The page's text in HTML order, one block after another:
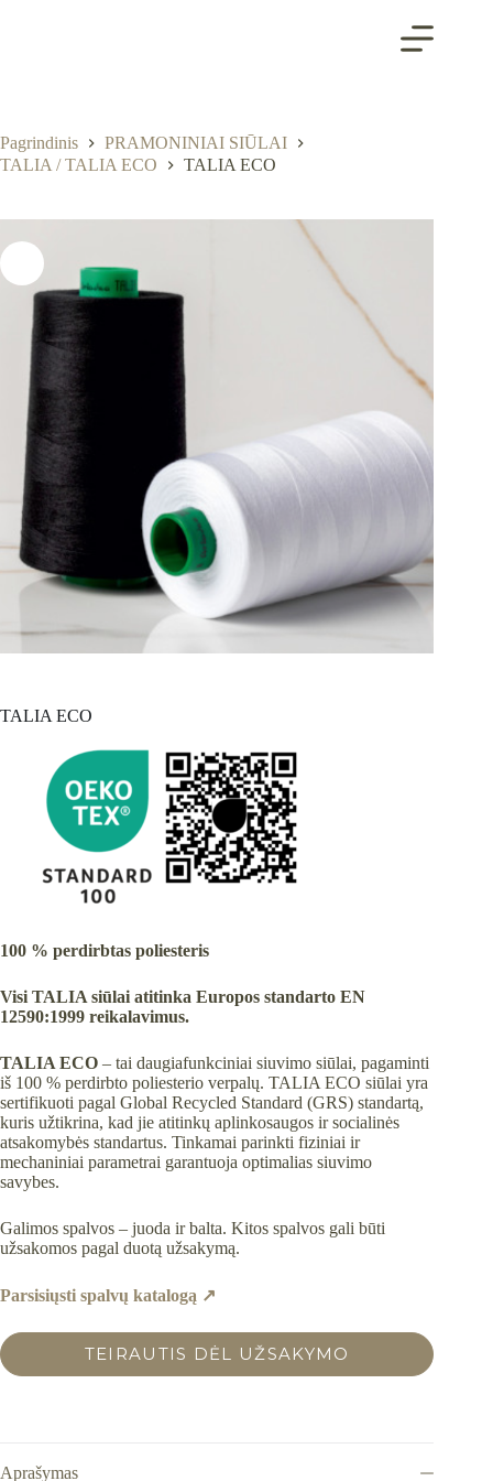
Pagrindinis
PRAMONINIAI SIŪLAI
TALIA / TALIA ECO
TALIA ECO
TALIA ECO
100 % perdirbtas poliesteris
Visi TALIA siūlai atitinka Europos standarto EN
12590:1999 reikalavimus.
TALIA ECO – tai daugiafunkciniai siuvimo siūlai, pagaminti
iš 100 % perdirbto poliesterio verpalų. TALIA ECO siūlai yra
sertifikuoti pagal Global Recycled Standard (GRS) standartą,
kuris užtikrina, kad jie atitinkų aplinkosaugos ir socialinės
atsakomybės standartus. Tinkamai parinkti fiziniai ir
mechaniniai parametrai garantuoja optimalias siuvimo
savybes.
Galimos spalvos – juoda ir balta. Kitos spalvos gali būti
užsakomos pagal duotą užsakymą.
Parsisiųsti spalvų katalogą ↗︎
TEIRAUTIS DĖL UŽSAKYMO
Aprašymas